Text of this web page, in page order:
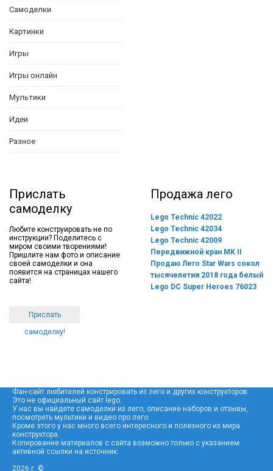
Самоделки
Картинки
Игры
Игры онлайн
Мультики
Идеи
Разное
Прислать
самоделку
Любите конструировать не по
инструкции? Поделитесь с
миром своими творениями!
Пришлите нам фото и описание
своей самоделки и она
появится на страницах нашего
сайта!
Прислать
самоделку!
Продажа лего
Lego Technic 42022
Lego Technic 42034
Lego Technic 42009
Передвижной кран MK II
Продаю Лего Star Wars сокол
тысячелетия 2018 года белый
Lego DC Super Heroes 76023
Фан-сайт любителей констрировать из лего и других конструкторов.
Это не официальный сайт lego.
У нас вы найдете самоделки из лего, описание наборов и отзывы,
посмотреть мультики и видео про лего.
Кроме этого у нас много всего интересного и полезного из мира
конструктора.
Копирование материалов с сайта возможно только с указанием
активной ссылки на источник.
2026 г. ©